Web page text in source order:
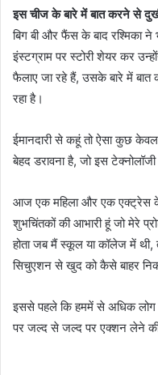
इस चीज के बारे में बात करने से
बिग बी और फैंस के बाद रश्मिका ने
इंस्टग्राम पर स्टोरी शेयर कर
फैलाए जा रहे हैं, उसके बारे में
रहा है।
ईमानदारी से कहूं तो ऐसा कुछ
बेहद डरावना है, जो इस
आज एक महिला और एक एक्ट्रेस के
शुभचिंतकों की आभारी हूं जो मेरे
होता जब मैं स्कूल या कॉलेज में
सिचुएशन से खुद को कैसे बाहर
इससे पहले कि हममें से अधिक लोग
पर जल्द से जल्द पर एक्शन लेने